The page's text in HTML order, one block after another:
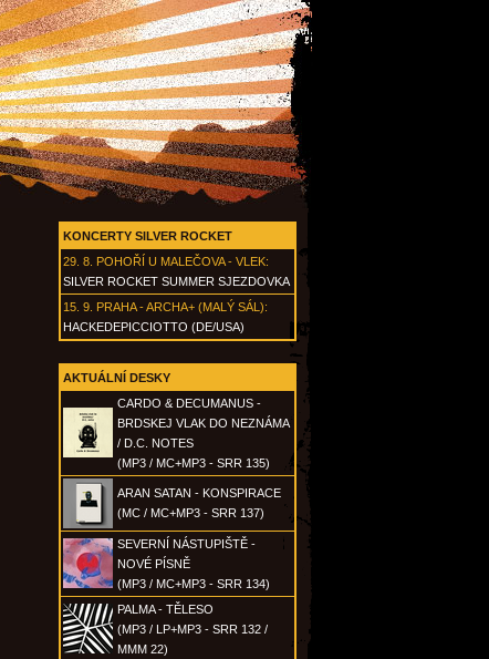
KONCERTY SILVER ROCKET
29. 8. POHOŘÍ U MALEČOVA - VLEK:
SILVER ROCKET SUMMER SJEZDOVKA
15. 9. PRAHA - ARCHA+ (MALÝ SÁL):
HACKEDEPICCIOTTO (DE/USA)
AKTUÁLNÍ DESKY
CARDO & DECUMANUS -
BRDSKEJ VLAK DO NEZNÁMA
/ D.C. NOTES
(MP3 / MC+MP3 - SRR 135)
ARAN SATAN - KONSPIRACE
(MC / MC+MP3 - SRR 137)
SEVERNÍ NÁSTUPIŠTĚ -
NOVÉ PÍSNĚ
(MP3 / MC+MP3 - SRR 134)
PALMA - TĚLESO
(MP3 / LP+MP3 - SRR 132 /
MMM 22)